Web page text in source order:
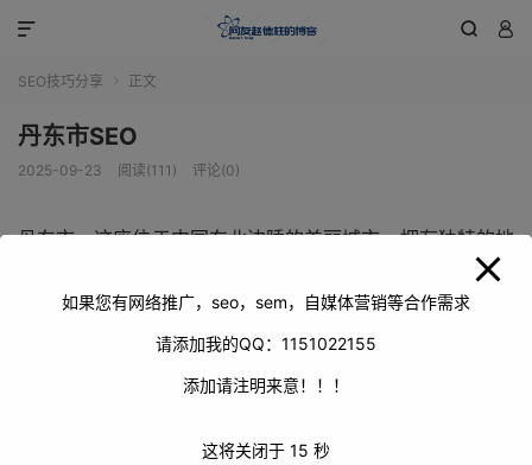
 

SEO技巧分享 正文
丹东市SEO
2025-09-23 阅读(111) 评论(0)
丹东市，这座位于中国东北边陲的美丽城市，拥有独特的地
理位置和丰富的旅游资源。在当今数字化时代，SEO对于丹
东市的发展起着至关重要的作用。通过有效的SEO策略，可
以让更多人了解丹东市的魅力，吸引更多游客前来观光旅
如果您有网络推广，seo，sem，自媒体营销等合作需求
请添加我的QQ：1151022155
添加请注明来意！！！
这将关闭于 14 秒